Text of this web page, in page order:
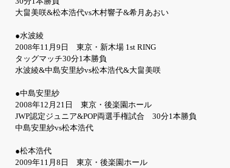
大畠美咲&松本浩代vs木村響子&希月あおい
●水波綾
2008年11月9日 東京・新木場 1st RING
タッグマッチ30分1本勝負
水波綾&中島安里紗vs松本浩代&大畠美咲
●中島安里紗
2008年12月21日 東京・後楽園ホール
JWP認定ジュニア&POP両選手権試合 30分1本勝負
中島安里紗vs松本浩代
●松本浩代
2009年11月8日 東京・後楽園ホール